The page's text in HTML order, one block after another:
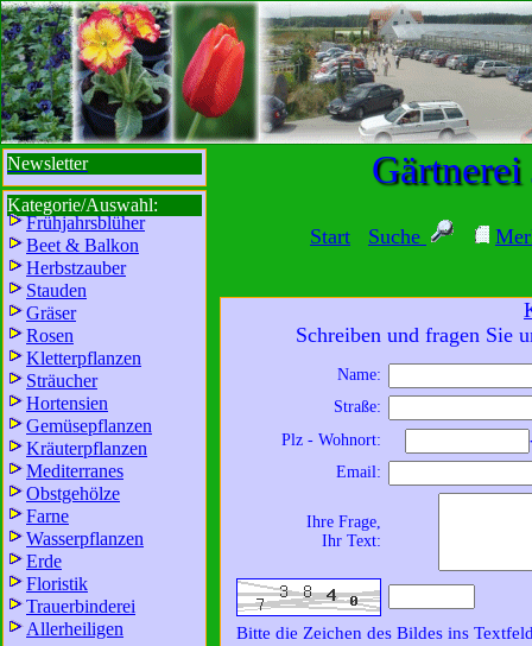
sbisbbib
Start Suche
Gärtnerei
Newsletter
Kategorie/Auswahl:
Frühjahrsblüher
Beet & Balkon
Herbstzauber
Stauden
Gräser
Rosen
Kletterpflanzen
Sträucher
Hortensien
Gemüsepflanzen
Kräuterpflanzen
Mediterranes
Obstgehölze
Farne
Wasserpflanzen
Erde
Floristik
Trauerbinderei
Allerheiligen
Wir sind für Sie da:
8 - 18 Uhr
8 - 13 Uhr
und freuen uns auf
Ihren Besuch.
Schreiben und fragen Sie
Name:
Straße:
Plz - Wohnort:
Email:
Ihre Frage,
Ihr Text:
Bitte die Zeichen des Bildes ins